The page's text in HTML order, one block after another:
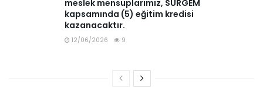
meslek mensuplarımız, SÜRGEM
kapsamında (5) eğitim kredisi
kazanacaktır.
12/06/2026 9